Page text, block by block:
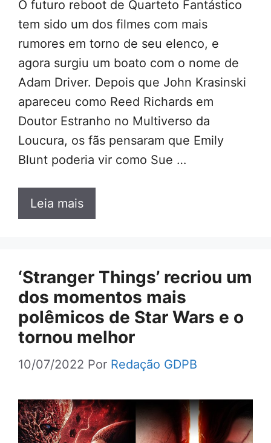
O futuro reboot de Quarteto Fantástico
tem sido um dos filmes com mais
rumores em torno de seu elenco, e
agora surgiu um boato com o nome de
Adam Driver. Depois que John Krasinski
apareceu como Reed Richards em
Doutor Estranho no Multiverso da
Loucura, os fãs pensaram que Emily
Blunt poderia vir como Sue …
Leia mais
‘Stranger Things’ recriou um
dos momentos mais
polêmicos de Star Wars e o
tornou melhor
10/07/2022 Por Redação GDPB